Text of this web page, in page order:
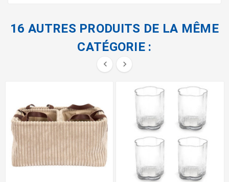
16 AUTRES PRODUITS DE LA MÊME
CATÉGORIE :
 